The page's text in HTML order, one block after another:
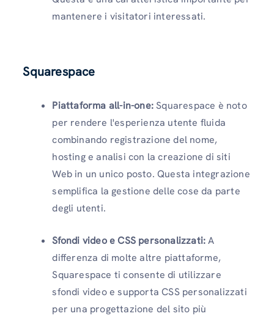
mantenere i visitatori interessati.
Squarespace
Piattaforma all-in-one:Squarespace è noto
per rendere l'esperienza utente fluida
combinando registrazione del nome,
hosting e analisi con la creazione di siti
Web in un unico posto. Questa integrazione
semplifica la gestione delle cose da parte
degli utenti.
Sfondi video e CSS personalizzati:A
differenza di molte altre piattaforme,
Squarespace ti consente di utilizzare
sfondi video e supporta CSS personalizzati
per una progettazione del sito più